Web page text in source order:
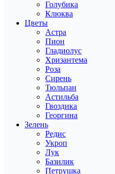
Голубика
Клюква
Цветы
Астра
Пион
Гладиолус
Хризантема
Роза
Сирень
Тюльпан
Астильба
Гвоздика
Георгина
Зелень
Редис
Укроп
Лук
Базилик
Петрушка